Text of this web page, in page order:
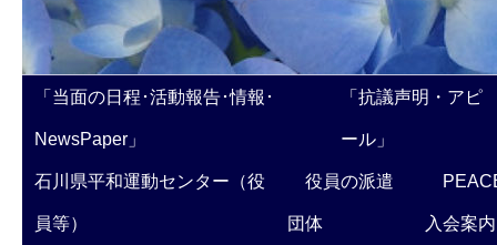
「当面の日程･活動報告･情報･
NewsPaper」
「抗議声明・アピ
ール」
石川県平和運動センター（役
員等）
役員の派遣
団体 入会案内